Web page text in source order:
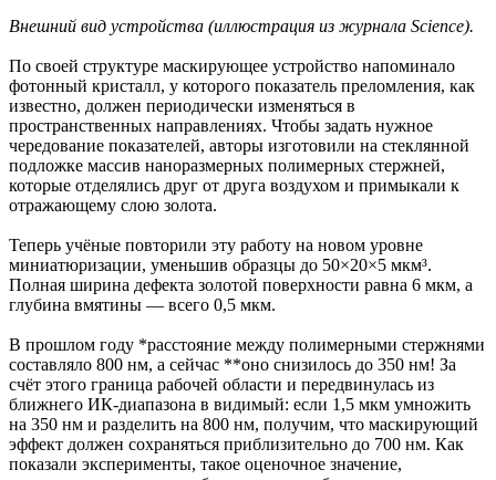
Внешний вид устройства (иллюстрация из журнала Science).
По своей структуре маскирующее устройство напоминало
фотонный кристалл, у которого показатель преломления, как
известно, должен периодически изменяться в
пространственных направлениях. Чтобы задать нужное
чередование показателей, авторы изготовили на стеклянной
подложке массив наноразмерных полимерных стержней,
которые отделялись друг от друга воздухом и примыкали к
отражающему слою золота.
Теперь учёные повторили эту работу на новом уровне
миниатюризации, уменьшив образцы до 50×20×5 мкм³.
Полная ширина дефекта золотой поверхности равна 6 мкм, а
глубина вмятины — всего 0,5 мкм.
В прошлом году *расстояние между полимерными стержнями
составляло 800 нм, а сейчас **оно снизилось до 350 нм! За
счёт этого граница рабочей области и передвинулась из
ближнего ИК-диапазона в видимый: если 1,5 мкм умножить
на 350 нм и разделить на 800 нм, получим, что маскирующий
эффект должен сохраняться приблизительно до 700 нм. Как
показали эксперименты, такое оценочное значение,